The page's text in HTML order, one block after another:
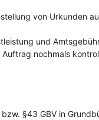
von Urkunden
und
nochmals
§43 GBV in